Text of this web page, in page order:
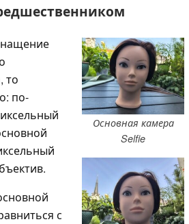
Основная камера
Selfie
то
по-
с